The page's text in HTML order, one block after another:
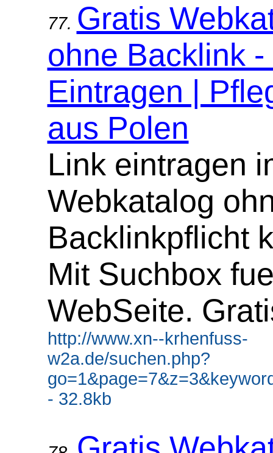
77. Gratis
ohne Backlink
Eintragen |
aus Polen
Link eintragen
Webkatalog
Backlinkpflicht
Mit Suchbox
WebSeite.
http://www.xn--krhenfuss-
w2a.de/suchen.php?
- 32.8kb